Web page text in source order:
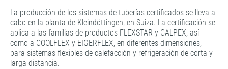
La producción de los sistemas de tuberías certificados se lleva a
cabo en la planta de Kleindöttingen, en Suiza. La certificación se
aplica a las familias de productos FLEXSTAR y CALPEX, así
como a COOLFLEX y EIGERFLEX, en diferentes dimensiones,
para sistemas flexibles de calefacción y refrigeración de corta y
larga distancia.